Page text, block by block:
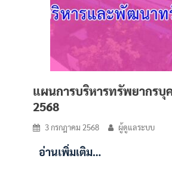
แผนการบริหารทรัพยากรบุ
2568
3 กรกฎาคม 2568 ผู้ดูแลระบบ
อ่านเพิ่มเติม…